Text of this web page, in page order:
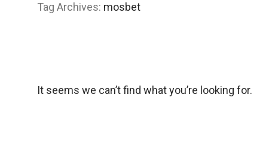
Tag Archives: mosbet
It seems we can’t find what you’re looking for.